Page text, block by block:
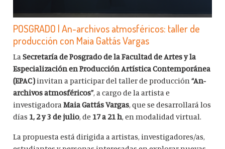
POSGRADO | An-archivos atmosféricos: taller de
producción con Maia Gattás Vargas
LaSecretaría de Posgrado de la Facultad de Artes y la
Especialización en Producción Artística Contemporánea
(EPAC)invitan a participar del taller de producción“An-
archivos atmosféricos”, a cargo de la artista e
investigadoraMaia Gattás Vargas, que se desarrollará los
días 1, 2 y 3 de julio, de 17 a 21 h, en modalidad virtual.
La propuesta está dirigida a artistas, investigadores/as,